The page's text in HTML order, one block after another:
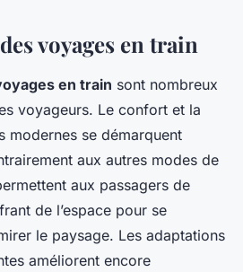
voyages en train
en train sont nombreux
voyageurs. Le confort et la
modernes se démarquent
aux autres modes de
aux passagers de
de l’espace pour se
le paysage. Les adaptations
améliorent encore